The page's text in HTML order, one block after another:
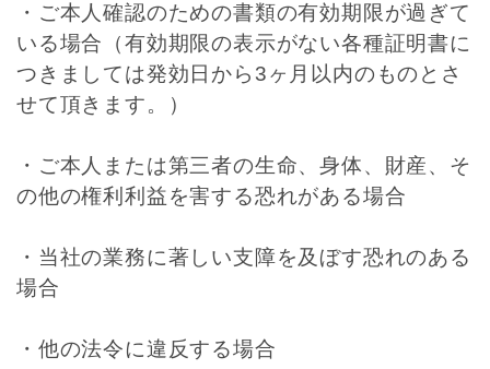
・ご本人確認のための書類の有効期限が過ぎて
いる場合（有効期限の表示がない各種証明書に
つきましては発効日から3ヶ月以内のものとさ
せて頂きます。）
・ご本人または第三者の生命、身体、財産、そ
の他の権利利益を害する恐れがある場合
・当社の業務に著しい支障を及ぼす恐れのある
場合
・他の法令に違反する場合